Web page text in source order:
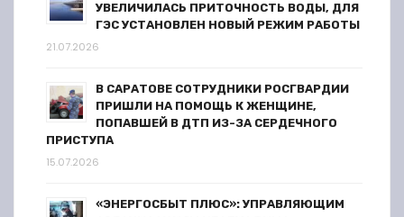
УВЕЛИЧИЛАСЬ ПРИТОЧНОСТЬ ВОДЫ, ДЛЯ
ГЭС УСТАНОВЛЕН НОВЫЙ РЕЖИМ РАБОТЫ
21.07.2026
В САРАТОВЕ СОТРУДНИКИ РОСГВАРДИИ
ПРИШЛИ НА ПОМОЩЬ К ЖЕНЩИНЕ,
ПОПАВШЕЙ В ДТП ИЗ-ЗА СЕРДЕЧНОГО
ПРИСТУПА
15.07.2026
«ЭНЕРГОСБЫТ ПЛЮС»: УПРАВЛЯЮЩИМ